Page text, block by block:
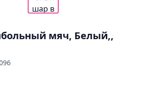
мяч, Белый,,